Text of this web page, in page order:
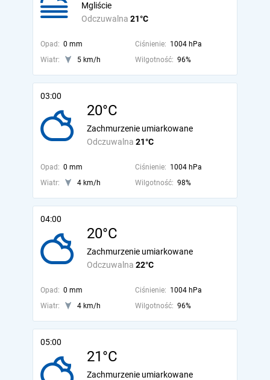
Odczuwalna 21°C
Mgliście
Opad: 0 mm Ciśnienie: 1004 hPa
Wiatr:
5 km/h Wilgotność: 96%
03:00
20°C
Odczuwalna 21°C
Zachmurzenie umiarkowane
Opad: 0 mm Ciśnienie: 1004 hPa
Wiatr:
4 km/h Wilgotność: 98%
04:00
20°C
Odczuwalna 22°C
Zachmurzenie umiarkowane
Opad: 0 mm Ciśnienie: 1004 hPa
Wiatr:
4 km/h Wilgotność: 96%
05:00
21°C
Zachmurzenie umiarkowane